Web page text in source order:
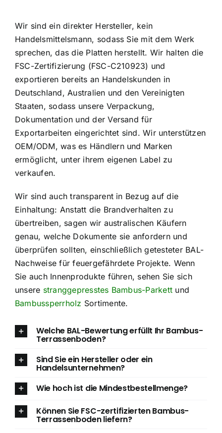
Wir sind ein direkter Hersteller, kein
Handelsmittelsmann, sodass Sie mit dem Werk
sprechen, das die Platten herstellt. Wir halten die
FSC-Zertifizierung (FSC-C210923) und
exportieren bereits an Handelskunden in
Deutschland, Australien und den Vereinigten
Staaten, sodass unsere Verpackung,
Dokumentation und der Versand für
Exportarbeiten eingerichtet sind. Wir unterstützen
OEM/ODM, was es Händlern und Marken
ermöglicht, unter ihrem eigenen Label zu
verkaufen.
Wir sind auch transparent in Bezug auf die
Einhaltung: Anstatt die Brandverhalten zu
übertreiben, sagen wir australischen Käufern
genau, welche Dokumente sie anfordern und
überprüfen sollten, einschließlich getesteter BAL-
Nachweise für feuergefährdete Projekte. Wenn
Sie auch Innenprodukte führen, sehen Sie sich
unsere stranggepresstes Bambus-Parkett und
Bambussperrholz Sortimente.
Welche BAL-Bewertung erfüllt Ihr Bambus-
Terrassenboden?
Sind Sie ein Hersteller oder ein
Handelsunternehmen?
Wie hoch ist die Mindestbestellmenge?
Können Sie FSC-zertifizierten Bambus-
Terrassenboden liefern?